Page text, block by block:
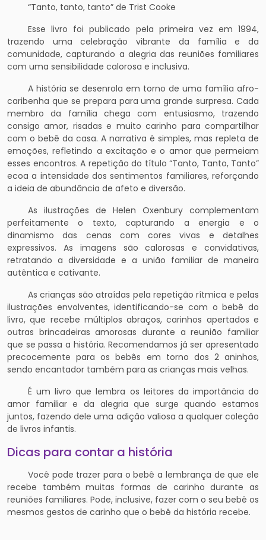
“Tanto, tanto, tanto” de Trist Cooke
Esse livro foi publicado pela primeira vez em 1994,
trazendo uma celebração vibrante da família e da
comunidade, capturando a alegria das reuniões familiares
com uma sensibilidade calorosa e inclusiva.
A história se desenrola em torno de uma família afro-
caribenha que se prepara para uma grande surpresa. Cada
membro da família chega com entusiasmo, trazendo
consigo amor, risadas e muito carinho para compartilhar
com o bebê da casa. A narrativa é simples, mas repleta de
emoções, refletindo a excitação e o amor que permeiam
esses encontros. A repetição do título “Tanto, Tanto, Tanto”
ecoa a intensidade dos sentimentos familiares, reforçando
a ideia de abundância de afeto e diversão.
As ilustrações de Helen Oxenbury complementam
perfeitamente o texto, capturando a energia e o
dinamismo das cenas com cores vivas e detalhes
expressivos. As imagens são calorosas e convidativas,
retratando a diversidade e a união familiar de maneira
autêntica e cativante.
As crianças são atraídas pela repetição rítmica e pelas
ilustrações envolventes, identificando-se com o bebê do
livro, que recebe múltiplos abraços, carinhos apertados e
outras brincadeiras amorosas durante a reunião familiar
que se passa a história. Recomendamos já ser apresentado
precocemente para os bebês em torno dos 2 aninhos,
sendo encantador também para as crianças mais velhas.
É um livro que lembra os leitores da importância do
amor familiar e da alegria que surge quando estamos
juntos, fazendo dele uma adição valiosa a qualquer coleção
de livros infantis.
Dicas para contar a história
Você pode trazer para o bebê a lembrança de que ele
recebe também muitas formas de carinho durante as
reuniões familiares. Pode, inclusive, fazer com o seu bebê os
mesmos gestos de carinho que o bebê da história recebe.